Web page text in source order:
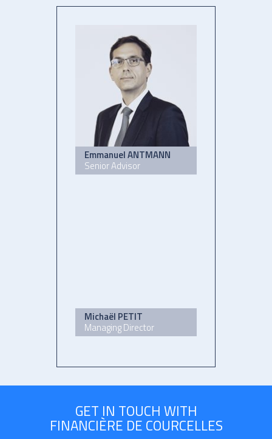
Emmanuel ANTMANN
Senior Advisor
Michaël PETIT
Managing Director
GET IN TOUCH WITH
FINANCIÈRE DE COURCELLES